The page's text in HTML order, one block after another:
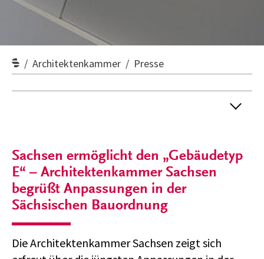
Architektenkammer Presse
Sachsen ermöglicht den „Gebäudetyp
E“ – Architektenkammer Sachsen
begrüßt Anpassungen in der
Sächsischen Bauordnung
Die Architektenkammer Sachsen zeigt sich